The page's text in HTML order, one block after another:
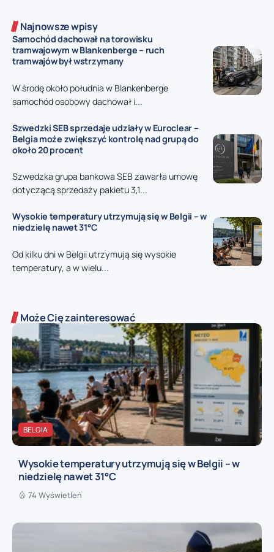
Najnowsze wpisy
Samochód dachował na torowisku
tramwajowym w Blankenberge – ruch
tramwajów był wstrzymany
W środę około południa w Blankenberge
samochód osobowy dachował i...
Szwedzki SEB sprzedaje udziały w Euroclear –
Belgia może zwiększyć kontrolę nad grupą do
około 20 procent
Szwedzka grupa bankowa SEB zawarła umowę
dotyczącą sprzedaży pakietu 3,1...
Wysokie temperatury utrzymują się w Belgii – w
niedzielę nawet 31°C
Od kilku dni w Belgii utrzymują się wysokie
temperatury, a w wielu...
Może Cię zainteresować
BELGIA
Wysokie temperatury utrzymują się w Belgii – w
niedzielę nawet 31°C
74 Wyświetleń